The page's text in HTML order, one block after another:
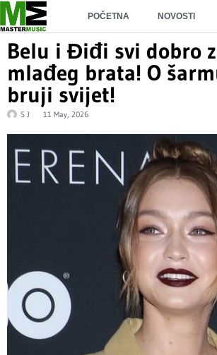
POČETNA NOVOSTI
Belu i Điđi svi dobro
mlađeg brata! O
bruji svijet!
S J 11 May, 2026